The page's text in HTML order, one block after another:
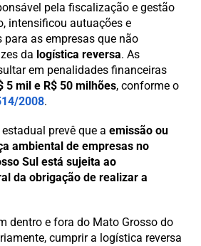
pela fiscalização e gestão
intensificou autuações e
as empresas que não
da logística reversa. As
em penalidades financeiras
5 mil e R$ 50 milhões, conforme o
2008.
prevê que a emissão ou
ambiental de empresas no
Sul está sujeita ao
da obrigação de realizar a
dentro e fora do Mato Grosso do
cumprir a logística reversa